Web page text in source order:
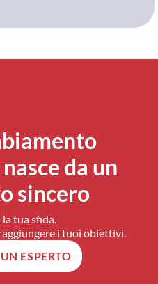
da un
sincero
tua sfida.
i tuoi obiettivi.
ESPERTO